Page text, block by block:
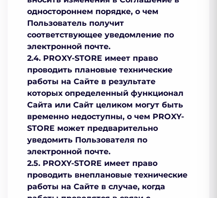
одностороннем порядке, о чем
Пользователь получит
соответствующее уведомление по
электронной почте.
2.4. PROXY-STORE имеет право
проводить плановые технические
работы на Сайте в результате
которых определенный функционал
Сайта или Сайт целиком могут быть
временно недоступны, о чем PROXY-
STORE может предварительно
уведомить Пользователя по
электронной почте.
2.5. PROXY-STORE имеет право
проводить внеплановые технические
работы на Сайте в случае, когда